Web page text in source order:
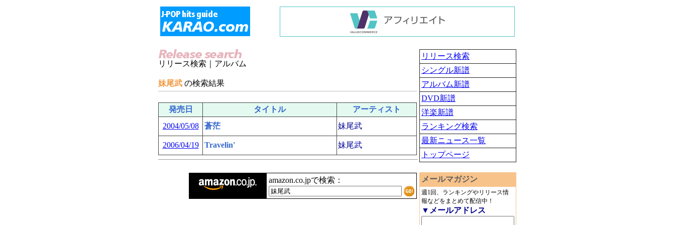
リリース検索｜アルバム
妹尾武 の検索結果
発売日 タイトル
アーティスト
2004/05/08
蒼茫 妹尾武
2006/04/19 Travelin' 妹尾武
amazon.co.jpで検索：
リリース検索
シングル新譜
アルバム新譜
DVD新譜
洋楽新譜
ランキング検索
最新ニュース一覧
トップページ
メールマガジン
週1回、ランキングやリリース情
報などをまとめて配信中！
▼メールアドレス